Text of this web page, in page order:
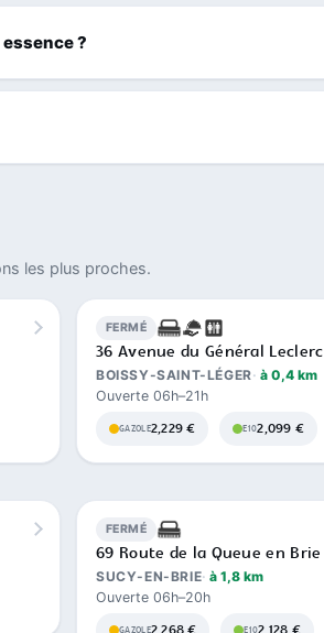
?
les plus proches.
FERMÉ
36 Avenue du Général Leclerc
BOISSY-SAINT-LÉGER à 0,4 km
Ouverte 06h–21h
GAZOLE2,229 € E102,099 €
FERMÉ
69 Route de la Queue en Brie
SUCY-EN-BRIE à 1,8 km
Ouverte 06h–20h
GAZOLE E10